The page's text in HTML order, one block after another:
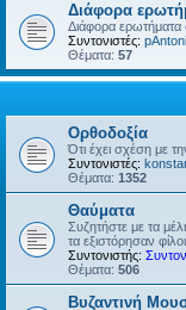
Διάφορα
Διάφορα ερωτήματα
Συντονιστές:
Θέματα: 57
Ορθοδοξία
Ότι έχει σχέση με
Συντονιστές:
Θέματα: 1352
Θαύματα
Συζητήστε με τα
τα εξιστόρησαν
Συντονιστής:
Θέματα: 506
Βυζαντινή